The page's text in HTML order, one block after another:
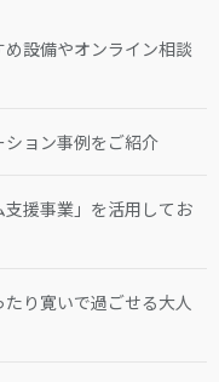
設備やオンライン相談
ション事例をご紹介
支援事業」を活用してお
り寛いで過ごせる大人